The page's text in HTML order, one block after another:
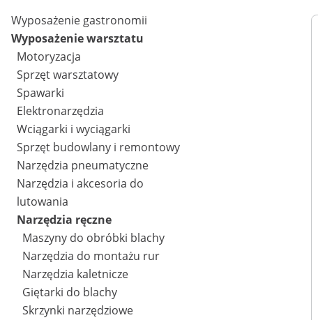
Wyposażenie gastronomii
Wyposażenie warsztatu
Motoryzacja
Sprzęt warsztatowy
Spawarki
Elektronarzędzia
Wciągarki i wyciągarki
Sprzęt budowlany i remontowy
Narzędzia pneumatyczne
Narzędzia i akcesoria do
lutowania
Narzędzia ręczne
Maszyny do obróbki blachy
Narzędzia do montażu rur
Narzędzia kaletnicze
Giętarki do blachy
Skrzynki narzędziowe